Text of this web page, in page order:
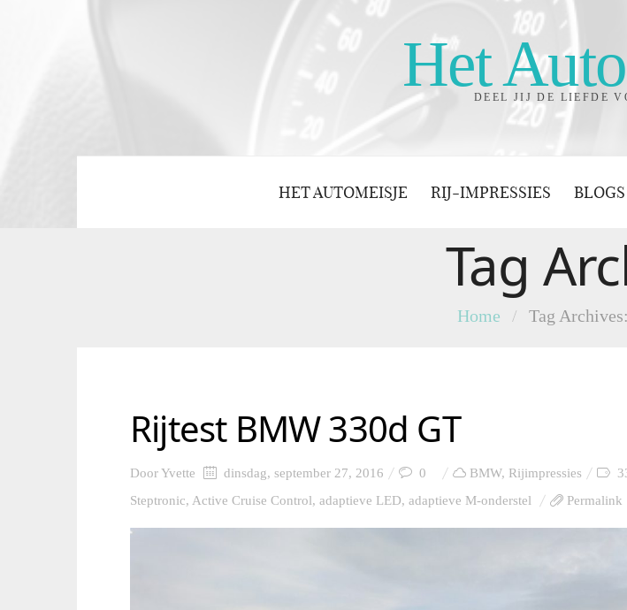
HetDEEL JIJ DE LIEFDE
HET AUTOMEISJE RIJ-IMPRESSIES BLOGS
Tag
Home / Tag
Rijtest BMW 330d GT
DoorYvette dinsdag, september 27, 2016 0 BMW, Rijimpressies
Steptronic, Active Cruise Control, adaptieve LED, adaptieve M-onderstel Permalink